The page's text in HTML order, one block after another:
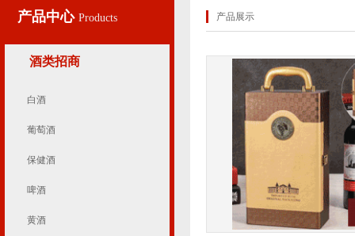
产品中心 Products
酒类招商
白酒
葡萄酒
保健酒
啤酒
黄酒
产品展示